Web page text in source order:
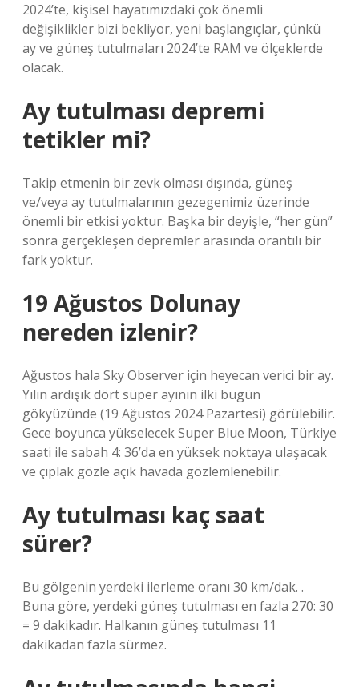
2024’te, kişisel hayatımızdaki çok önemli
değişiklikler bizi bekliyor, yeni başlangıçlar, çünkü
ay ve güneş tutulmaları 2024’te RAM ve ölçeklerde
olacak.
Ay tutulması depremi
tetikler mi?
Takip etmenin bir zevk olması dışında, güneş
ve/veya ay tutulmalarının gezegenimiz üzerinde
önemli bir etkisi yoktur. Başka bir deyişle, “her gün”
sonra gerçekleşen depremler arasında orantılı bir
fark yoktur.
19 Ağustos Dolunay
nereden izlenir?
Ağustos hala Sky Observer için heyecan verici bir ay.
Yılın ardışık dört süper ayının ilki bugün
gökyüzünde (19 Ağustos 2024 Pazartesi) görülebilir.
Gece boyunca yükselecek Super Blue Moon, Türkiye
saati ile sabah 4: 36’da en yüksek noktaya ulaşacak
ve çıplak gözle açık havada gözlemlenebilir.
Ay tutulması kaç saat
sürer?
Bu gölgenin yerdeki ilerleme oranı 30 km/dak. .
Buna göre, yerdeki güneş tutulması en fazla 270: 30
= 9 dakikadır. Halkanın güneş tutulması 11
dakikadan fazla sürmez.